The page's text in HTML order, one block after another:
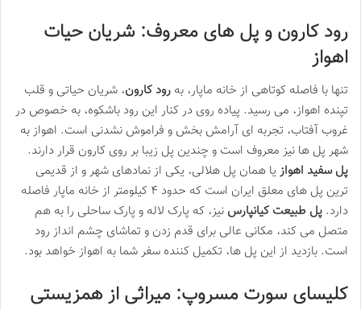
رود کارون و پل های معروف: شریان حیات
اهواز
تنها با فاصله کوتاهی از خانه ماپار، به رود کارون، شریان حیاتی و قلب
تپنده اهواز، می رسید. پیاده روی در کنار این رود باشکوه، به خصوص در
غروب آفتاب، تجربه ای آرامش بخش و فراموش نشدنی است. اهواز به
شهر پل ها نیز معروف است و چندین پل زیبا بر روی کارون قرار دارند.
پل سفید اهواز یا همان پل هلالی، یکی از نمادهای شهر و از قدیمی
ترین پل های معلق ایران است که حدود ۴ کیلومتر از خانه ماپار فاصله
دارد. پل طبیعت کیانپارس نیز، که پارک لاله و پارک ساحلی را به هم
متصل می کند، مکانی عالی برای قدم زدن و تماشای چشم انداز رود
است. بازدید از این پل ها، تکمیل کننده سفر شما به اهواز خواهد بود.
کلیسای سورت مسروپ: میراثی از همزیستی